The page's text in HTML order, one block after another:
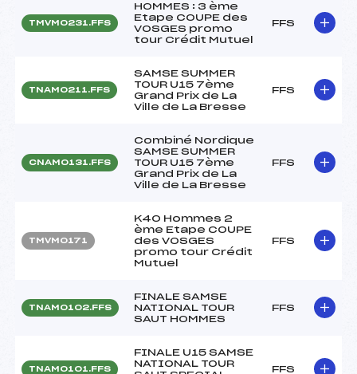
TMVM0231.FFS
HOMMES : 3 ème
Etape COUPE des
VOSGES promo
tour Crédit Mutuel
FFS
TNAM0211.FFS
SAMSE SUMMER
TOUR U15 7ème
Grand Prix de La
Ville de La Bresse
FFS
CNAM0131.FFS
Combiné Nordique
SAMSE SUMMER
TOUR U15 7ème
Grand Prix de La
Ville de La Bresse
FFS
TMVM0171
K40 Hommes 2
ème Etape COUPE
des VOSGES
promo tour Crédit
Mutuel
FFS
TNAM0102.FFS
FINALE SAMSE
NATIONAL TOUR
SAUT HOMMES
FFS
TNAM0101.FFS
FINALE U15 SAMSE
NATIONAL TOUR
FFS